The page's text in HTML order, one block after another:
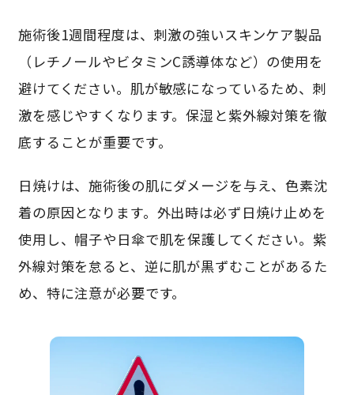
施術後1週間程度は、刺激の強いスキンケア製品
（レチノールやビタミンC誘導体など）の使用を
避けてください。肌が敏感になっているため、刺
激を感じやすくなります。保湿と紫外線対策を徹
底することが重要です。
日焼けは、施術後の肌にダメージを与え、色素沈
着の原因となります。外出時は必ず日焼け止めを
使用し、帽子や日傘で肌を保護してください。紫
外線対策を怠ると、逆に肌が黒ずむことがあるた
め、特に注意が必要です。